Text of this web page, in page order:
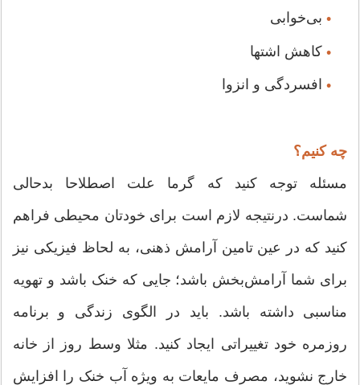
•بی‌خوابی
•کاهش اشتها
•افسردگی و انزوا
چه کنیم؟
مسئله توجه کنید که گرما علت اصطلاحا بدحالی
شماست. درنتیجه لازم است برای خودتان محیطی فراهم
کنید که در عین تامین آرامش ذهنی، به لحاظ فیزیکی نیز
برای شما آرامش‌بخش باشد؛ جایی که خنک باشد و تهویه
مناسبی داشته باشد. باید در الگوی زندگی و برنامه
روزمره خود تغییراتی ایجاد کنید. مثلا وسط روز از خانه
خارج نشوید، مصرف مایعات به ویژه آب خنک را افزایش